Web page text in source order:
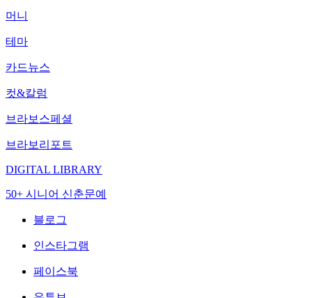
머니
테마
카드뉴스
컷&칼럼
브라보스페셜
브라보리포트
DIGITAL LIBRARY
50+ 시니어 신춘문예
블로그
인스타그램
페이스북